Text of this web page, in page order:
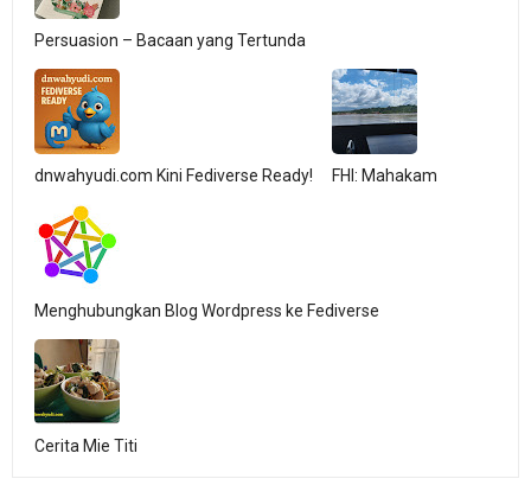
Persuasion – Bacaan yang Tertunda
dnwahyudi.com Kini Fediverse Ready! FHI: Mahakam
Menghubungkan Blog Wordpress ke Fediverse
Cerita Mie Titi